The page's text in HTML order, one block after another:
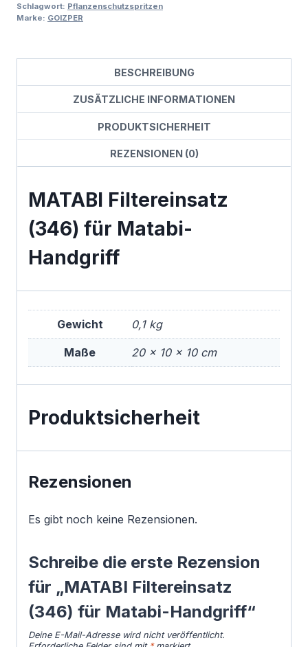
Schlagwort: Pflanzenschutzspritzen
Marke: GOIZPER
BESCHREIBUNG
ZUSÄTZLICHE INFORMATIONEN
PRODUKTSICHERHEIT
REZENSIONEN (0)
MATABI Filtereinsatz
(346) für Matabi-
Handgriff
Gewicht 0,1 kg
Maße 20 × 10 × 10 cm
Produktsicherheit
Rezensionen
Es gibt noch keine Rezensionen.
Schreibe die erste Rezension
für „MATABI Filtereinsatz
(346) für Matabi-Handgriff“
Deine E-Mail-Adresse wird nicht veröffentlicht.